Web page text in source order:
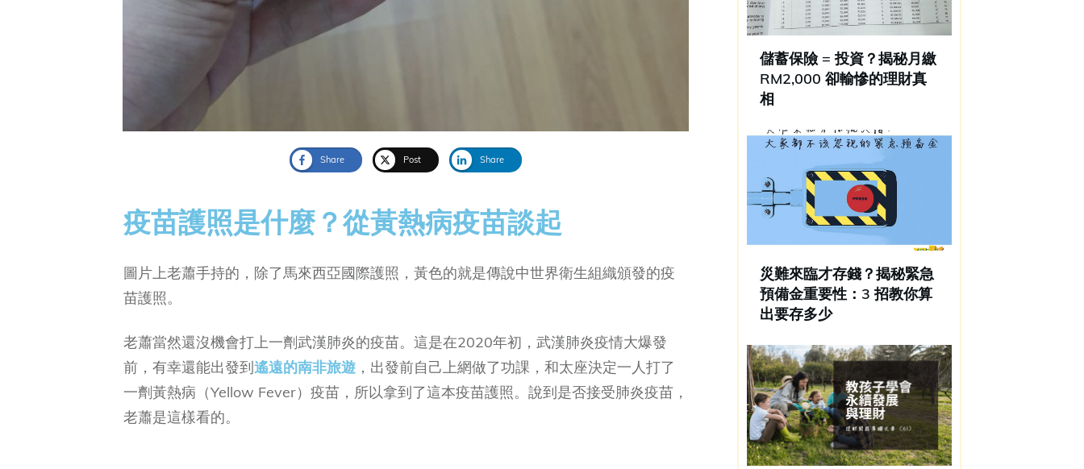
Share Post Share
疫苗護照是什麼？從黃熱病疫苗談起
圖片上老蕭手持的，除了馬來西亞國際護照，黃色的就是傳說中世界衛生組織頒發的疫
苗護照。
老蕭當然還沒機會打上一劑武漢肺炎的疫苗。這是在2020年初，武漢肺炎疫情大爆發
前，有幸還能出發到遙遠的南非旅遊 ，出發前自己上網做了功課，和太座決定一人打了
一劑黃熱病（Yellow Fever）疫苗，所以拿到了這本疫苗護照。說到是否接受肺炎疫苗，
老蕭是這樣看的。
儲蓄保險 = 投資？揭秘月繳
RM2,000 卻輸慘的理財真
相
災難來臨才存錢？揭秘緊急
預備金重要性：3 招教你算
出要存多少